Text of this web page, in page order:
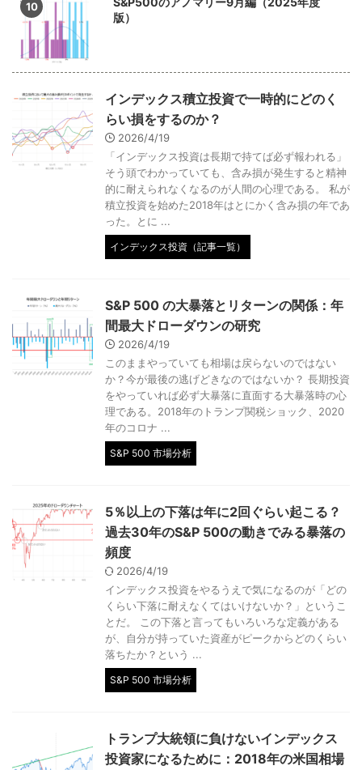
版）
インデックス積立投資で一時的にどのく
らい損をするのか？
2026/4/19
「インデックス投資は長期で持てば必ず報われる」
そう頭でわかっていても、含み損が発生すると精神
的に耐えられなくなるのが人間の心理である。 私が
積立投資を始めた2018年はとにかく含み損の年であ
った。とに ...
インデックス投資（記事一覧）
S&P 500 の大暴落とリターンの関係：年
間最大ドローダウンの研究
2026/4/19
このままやっていても相場は戻らないのではない
か？今が最後の逃げどきなのではないか？ 長期投資
をやっていれば必ず大暴落に直面する大暴落時の心
理である。2018年のトランプ関税ショック、2020
年のコロナ ...
S&P 500 市場分析
5％以上の下落は年に2回ぐらい起こる？
過去30年のS&P 500の動きでみる暴落の
頻度
2026/4/19
インデックス投資をやるうえで気になるのが「どの
くらい下落に耐えなくてはいけないか？」というこ
とだ。 この下落と言ってもいろいろな定義がある
が、自分が持っていた資産がピークからどのくらい
落ちたか？という ...
S&P 500 市場分析
トランプ大統領に負けないインデックス
投資家になるために：2018年の米国相場